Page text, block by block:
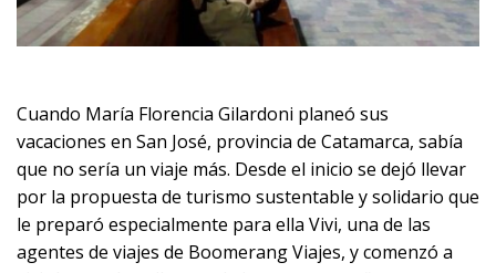
Cuando María Florencia Gilardoni planeó sus
vacaciones en San José, provincia de Catamarca, sabía
que no sería un viaje más. Desde el inicio se dejó llevar
por la propuesta de turismo sustentable y solidario que
le preparó especialmente para ella Vivi, una de las
agentes de viajes de Boomerang Viajes, y comenzó a